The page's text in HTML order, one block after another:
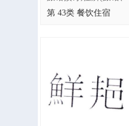
第 43类 餐饮住宿